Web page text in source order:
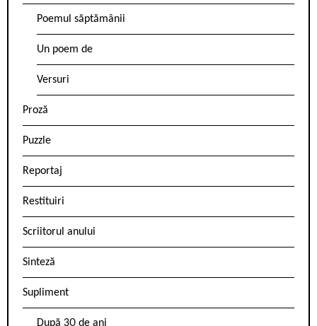
Poemul săptămânii
Un poem de
Versuri
Proză
Puzzle
Reportaj
Restituiri
Scriitorul anului
Sinteză
Supliment
După 30 de ani